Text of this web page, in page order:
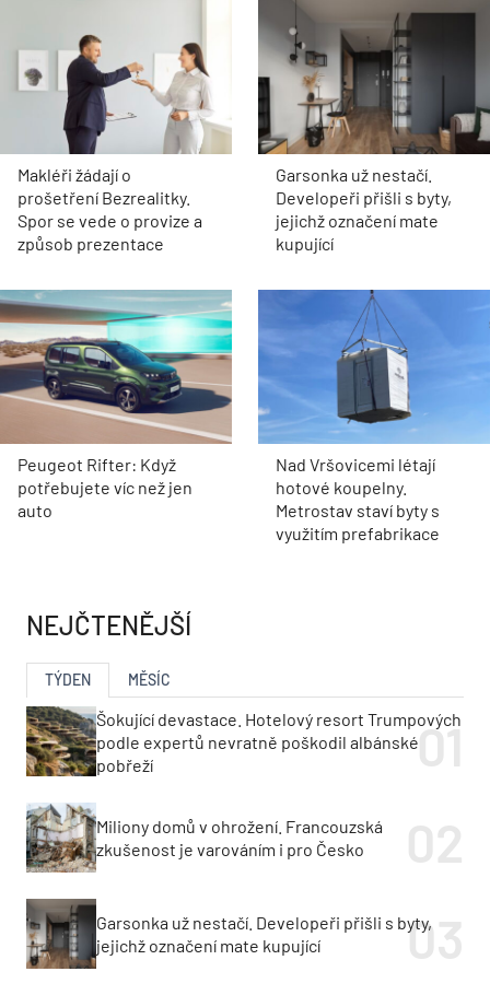
Makléři žádají o
prošetření Bezrealitky.
Spor se vede o provize a
způsob prezentace
Garsonka už nestačí.
Developeři přišli s byty,
jejichž označení mate
kupující
Peugeot Rifter: Když
potřebujete víc než jen
auto
Nad Vršovicemi létají
hotové koupelny.
Metrostav staví byty s
využitím prefabrikace
NEJČTENĚJŠÍ
TÝDEN MĚSÍC
Šokující devastace. Hotelový resort Trumpových
podle expertů nevratně poškodil albánské
pobřeží
Miliony domů v ohrožení. Francouzská
zkušenost je varováním i pro Česko
Garsonka už nestačí. Developeři přišli s byty,
jejichž označení mate kupující